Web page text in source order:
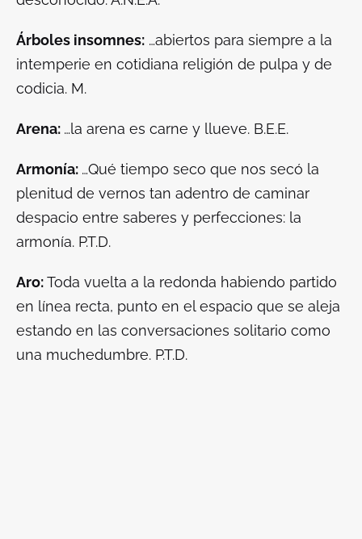
Árboles insomnes: …abiertos para siempre a la
intemperie en cotidiana religión de pulpa y de
codicia. M.
Arena: …la arena es carne y llueve. B.E.E.
Armonía: …Qué tiempo seco que nos secó la
plenitud de vernos tan adentro de caminar
despacio entre saberes y perfecciones: la
armonía. P.T.D.
Aro:Toda vuelta a la redonda habiendo partido
en línea recta, punto en el espacio que se aleja
estando en las conversaciones solitario como
una muchedumbre. P.T.D.